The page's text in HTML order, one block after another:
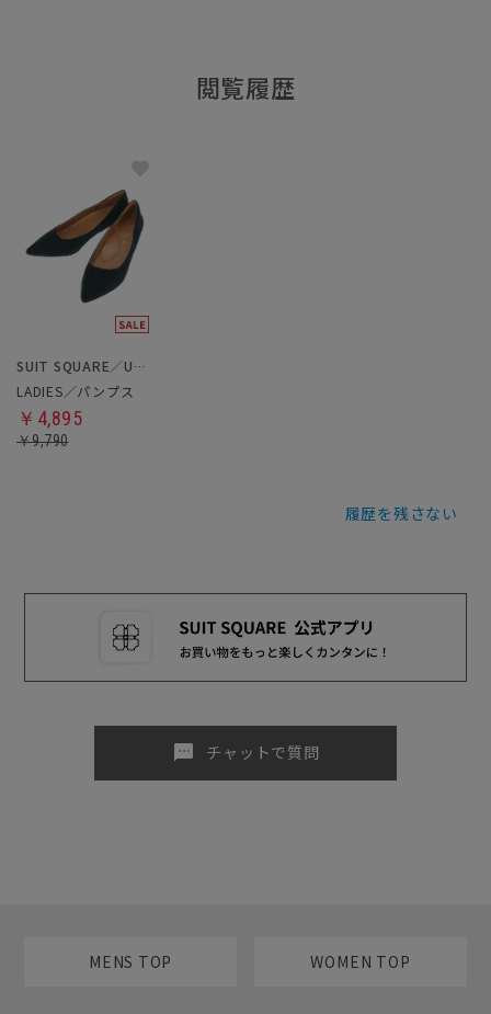
閲覧履歴
SUIT SQUARE／UNIVERSAL LANGUAGE／WHITE
LADIES／パンプス
￥4,895
￥9,790
履歴を残さない
sms チャットで質問
MENS TOP WOMEN TOP